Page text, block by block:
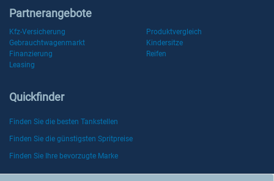
Partnerangebote
Kfz-Versicherung
Produktvergleich
Gebrauchtwagenmarkt
Kindersitze
Finanzierung
Reifen
Leasing
Quickfinder
Finden Sie die besten Tankstellen
Finden Sie die günstigsten Spritpreise
Finden Sie Ihre bevorzugte Marke